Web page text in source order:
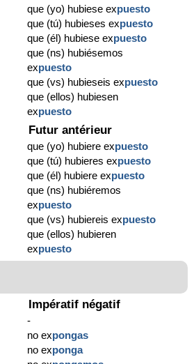
que (yo) hubiese expuesto
que (tú) hubieses expuesto
que (él) hubiese expuesto
que (ns) hubiésemos
expuesto
que (vs) hubieseis expuesto
que (ellos) hubiesen
expuesto
Futur antérieur
que (yo) hubiere expuesto
que (tú) hubieres expuesto
que (él) hubiere expuesto
que (ns) hubiéremos
expuesto
que (vs) hubiereis expuesto
que (ellos) hubieren
expuesto
Impératif négatif
-
no expongas
no exponga